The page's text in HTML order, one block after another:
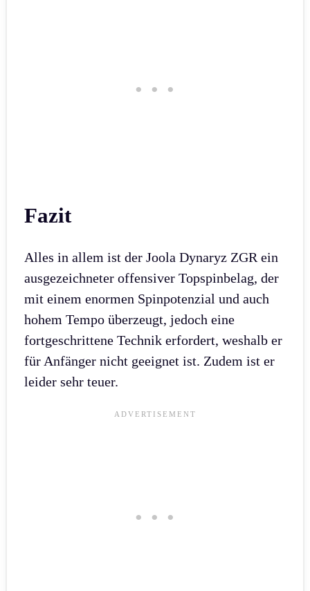
Fazit
Alles in allem ist der Joola Dynaryz ZGR ein
ausgezeichneter offensiver Topspinbelag, der
mit einem enormen Spinpotenzial und auch
hohem Tempo überzeugt, jedoch eine
fortgeschrittene Technik erfordert, weshalb er
für Anfänger nicht geeignet ist. Zudem ist er
leider sehr teuer.